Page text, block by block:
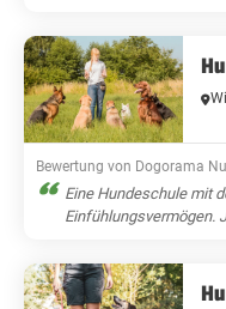
Bewertung von Dogorama
Eine Hundeschule mit
Einfühlungsvermögen.